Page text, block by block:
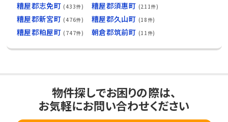
糟屋郡志免町 (433件) 糟屋郡須惠町 (211件)
糟屋郡新宮町 (476件) 糟屋郡久山町 (18件)
糟屋郡粕屋町 (747件) 朝倉郡筑前町 (11件)
物件探しでお困りの際は、
お気軽にお問い合わせください